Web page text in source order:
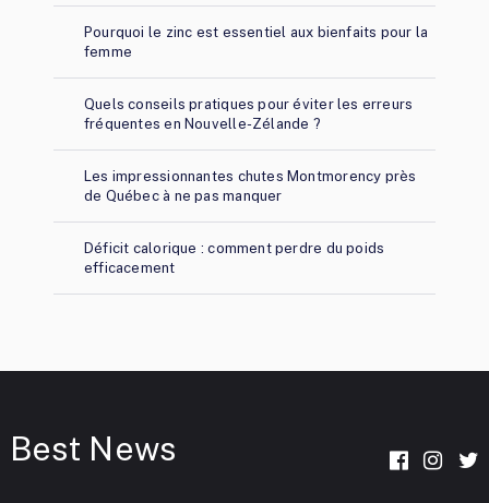
Pourquoi le zinc est essentiel aux bienfaits pour la
femme
Quels conseils pratiques pour éviter les erreurs
fréquentes en Nouvelle-Zélande ?
Les impressionnantes chutes Montmorency près
de Québec à ne pas manquer
Déficit calorique : comment perdre du poids
efficacement
Best News